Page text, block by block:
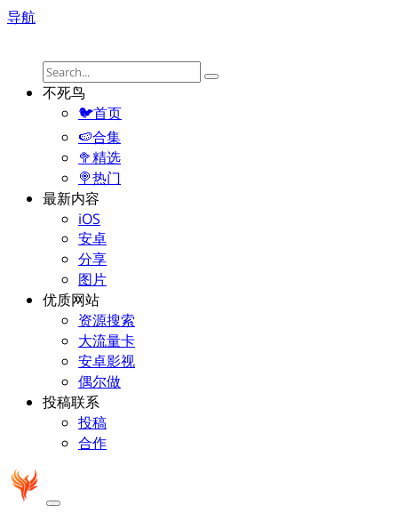
导航
不死鸟
🐦首页
🍉合集
🥦精选
🍭热门
最新内容
iOS
安卓
分享
图片
优质网站
资源搜索
大流量卡
安卓影视
偶尔做
投稿联系
投稿
合作